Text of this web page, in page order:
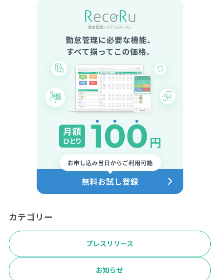
カテゴリー
プレスリリース
お知らせ